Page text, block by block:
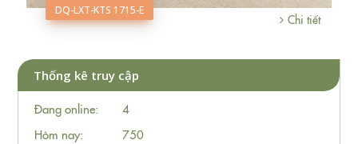
DQ-LXT-KTS 1715-E
Chi tiết
Thống kê truy cập
Đang online:
4
Hôm nay:
750